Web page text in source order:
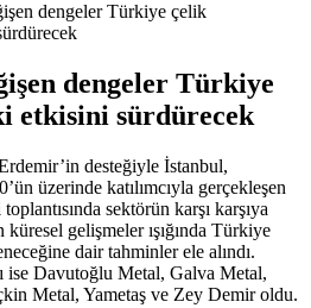
dengeler Türkiye çelik
dengeler Türkiye
etkisini sürdürecek
desteğiyle İstanbul,
üzerinde katılımcıyla gerçekleşen
sektörün karşı karşıya
gelişmeler ışığında Türkiye
dair tahminler ele alındı.
ise Davutoğlu Metal, Galva Metal,
Metal, Yametaş ve Zey Demir oldu.